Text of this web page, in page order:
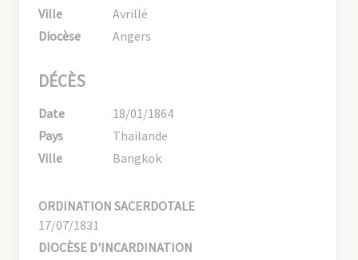
Ville
Avrillé
Diocèse
Angers
DÉCÈS
Date
18/01/1864
Pays
Thailande
Ville
Bangkok
ORDINATION SACERDOTALE
17/07/1831
DIOCÈSE D'INCARDINATION